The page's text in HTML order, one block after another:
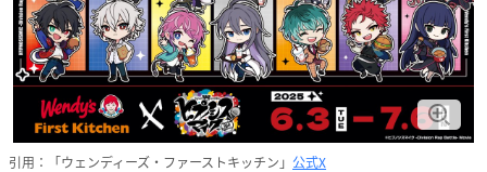
引用：「ウェンディーズ・ファーストキッチン」 公式X